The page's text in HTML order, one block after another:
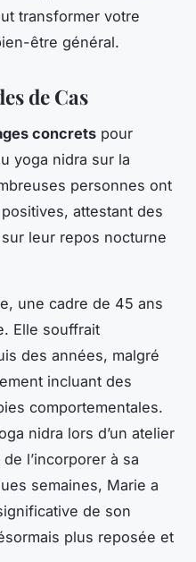
transformer votre
être général.
de Cas
concrets pour
yoga nidra sur la
personnes ont
attestant des
leur repos nocturne
une cadre de 45 ans
Elle souffrait
des années, malgré
incluant des
comportementales.
nidra lors d’un atelier
l’incorporer à sa
semaines, Marie a
de son
plus reposée et